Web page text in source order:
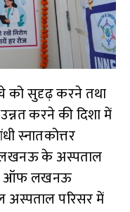
को सुदृढ़ करने तथा
करने की दिशा में
स्नातकोत्तर
लखनऊ के अस्पताल
ऑफ लखनऊ
परिसर में